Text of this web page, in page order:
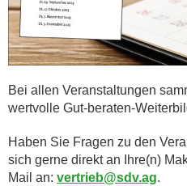
Bei allen Veranstaltungen
wertvolle Gut-beraten-
Haben Sie Fragen zu den
sich gerne direkt an Ihre(n)
Mail an: vertrieb@sdv.ag.